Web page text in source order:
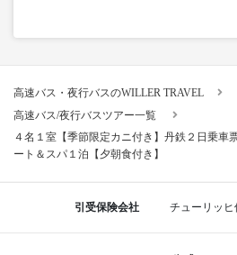
高速バス・夜行バスのWILLER TRAVEL
高速バス/夜行バスツアー一覧
４名１室【季節限定カニ付き】丹鉄２日乗車
ート＆スパ１泊【夕朝食付き】
引受保険会社 チューリッヒ